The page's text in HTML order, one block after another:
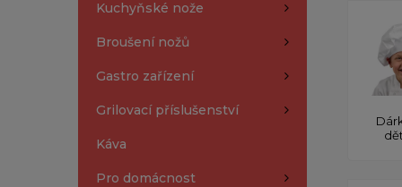
Kuchyňské nože
Broušení nožů
Gastro zařízení
Grilovací příslušenství
Káva
Pro domácnost